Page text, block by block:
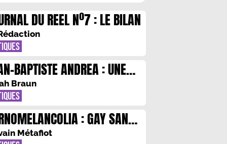
deuxième plongée dans les affres du
Deux vieillards, l’un à demi-vivant depuis sa
avec la mystérieuse créature sans âge,
l’accompagnant, entament un voyage
de Paris […]
DU REEL Nº7 : LE BILAN
BAPTISTE ANDREA : UNE
ITALIENNE
Braun
: GAY SANS
Métafiot